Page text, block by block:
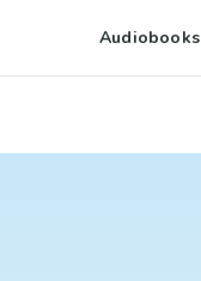
Audiobooks